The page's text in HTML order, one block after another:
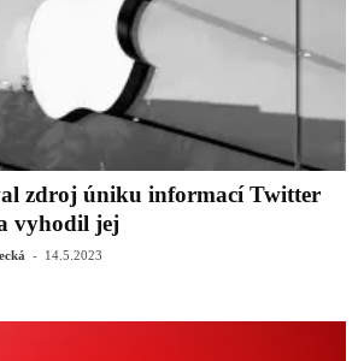
zdroj úniku informací Twitter
vyhodil jej
- 14.5.2023